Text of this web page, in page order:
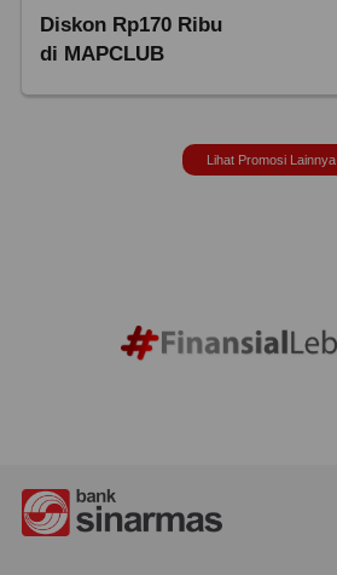
Diskon Rp170 Ribu
di MAPCLUB
Lihat Promosi Lainnya